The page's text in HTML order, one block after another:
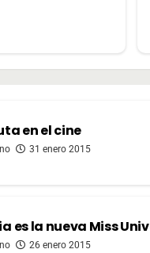
en el cine
31 enero 2015
es la nueva Miss
26 enero 2015